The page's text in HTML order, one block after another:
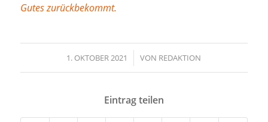
Gutes zurückbekommt.
1. OKTOBER 2021
/ VON REDAKTION
Eintrag teilen